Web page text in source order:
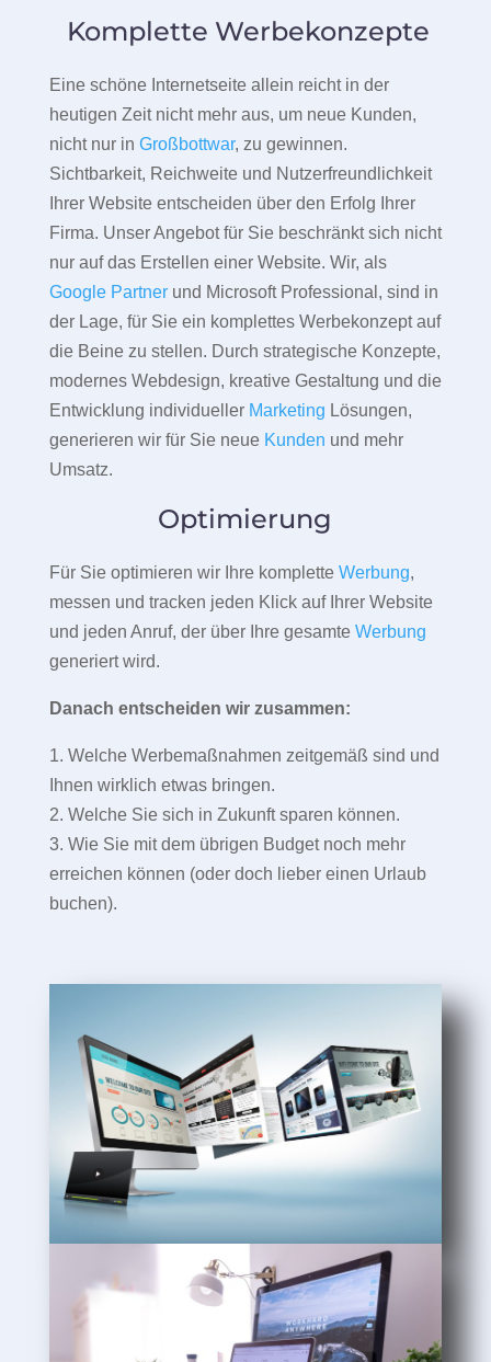
Komplette Werbekonzepte
Eine schöne Internetseite allein reicht in der
heutigen Zeit nicht mehr aus, um neue Kunden,
nicht nur in Großbottwar, zu gewinnen.
Sichtbarkeit, Reichweite und Nutzerfreundlichkeit
Ihrer Website entscheiden über den Erfolg Ihrer
Firma. Unser Angebot für Sie beschränkt sich nicht
nur auf das Erstellen einer Website. Wir, als
Google Partnerund Microsoft Professional, sind in
der Lage, für Sie ein komplettes Werbekonzept auf
die Beine zu stellen. Durch strategische Konzepte,
modernes Webdesign, kreative Gestaltung und die
Entwicklung individueller Marketing Lösungen,
generieren wir für Sie neue Kunden und mehr
Umsatz.
Optimierung
Für Sie optimieren wir Ihre komplette Werbung,
messen und tracken jeden Klick auf Ihrer Website
und jeden Anruf, der über Ihre gesamte Werbung
generiert wird.
Danach entscheiden wir zusammen:
1. Welche Werbemaßnahmen zeitgemäß sind und
Ihnen wirklich etwas bringen.
2. Welche Sie sich in Zukunft sparen können.
3. Wie Sie mit dem übrigen Budget noch mehr
erreichen können (oder doch lieber einen Urlaub
buchen).